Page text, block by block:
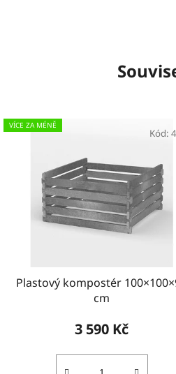
VÍCE ZA MÉNĚ
Plastový kompostér
cm
3 590 Kč
Kód: